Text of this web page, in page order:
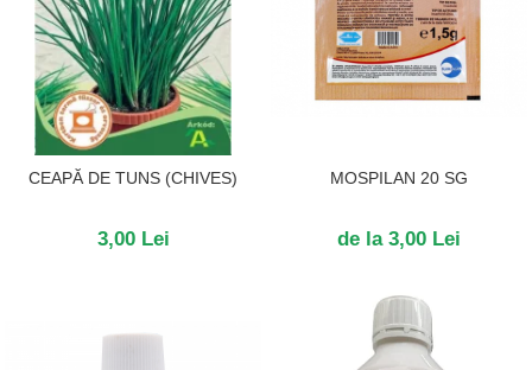
CEAPĂ DE TUNS (CHIVES)
3,00 Lei
MOSPILAN 20 SG
de la 3,00 Lei